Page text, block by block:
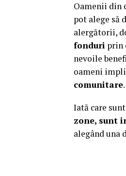
Oamenii din
pot alege să
alergătorii,
fonduri prin
nevoile
oameni
comunitare.
Iată care sunt
zone, sunt
alegând una